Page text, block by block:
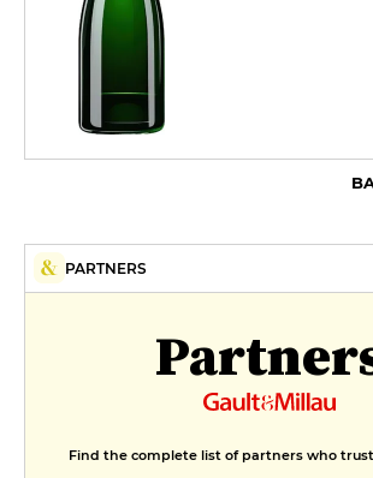
PARTNERS
Find the complete list of partners who trust